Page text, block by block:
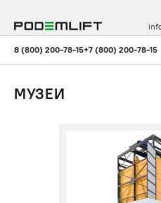
8 (800) 200-78-15+7 (800) 200-78-15
МУЗЕИ